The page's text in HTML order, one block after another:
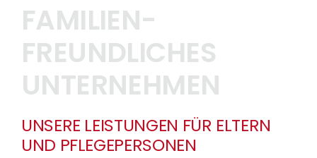
FAMILIEN-
FREUNDLICHES
UNTERNEHMEN
UNSERE LEISTUNGEN FÜR ELTERN
UND PFLEGEPERSONEN